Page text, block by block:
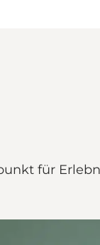
für